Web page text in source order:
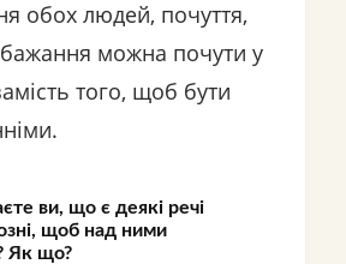
обох людей, почуття,
можна почути у
того, щоб бути
ви, що є деякі речі
щоб над ними
Як що?